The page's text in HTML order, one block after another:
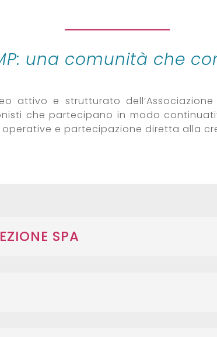
una comunità che
attivo e strutturato
che partecipano in modo
e partecipazione diretta alla
SPA